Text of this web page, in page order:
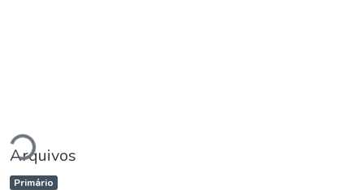
Carregando...
Arquivos
Primário